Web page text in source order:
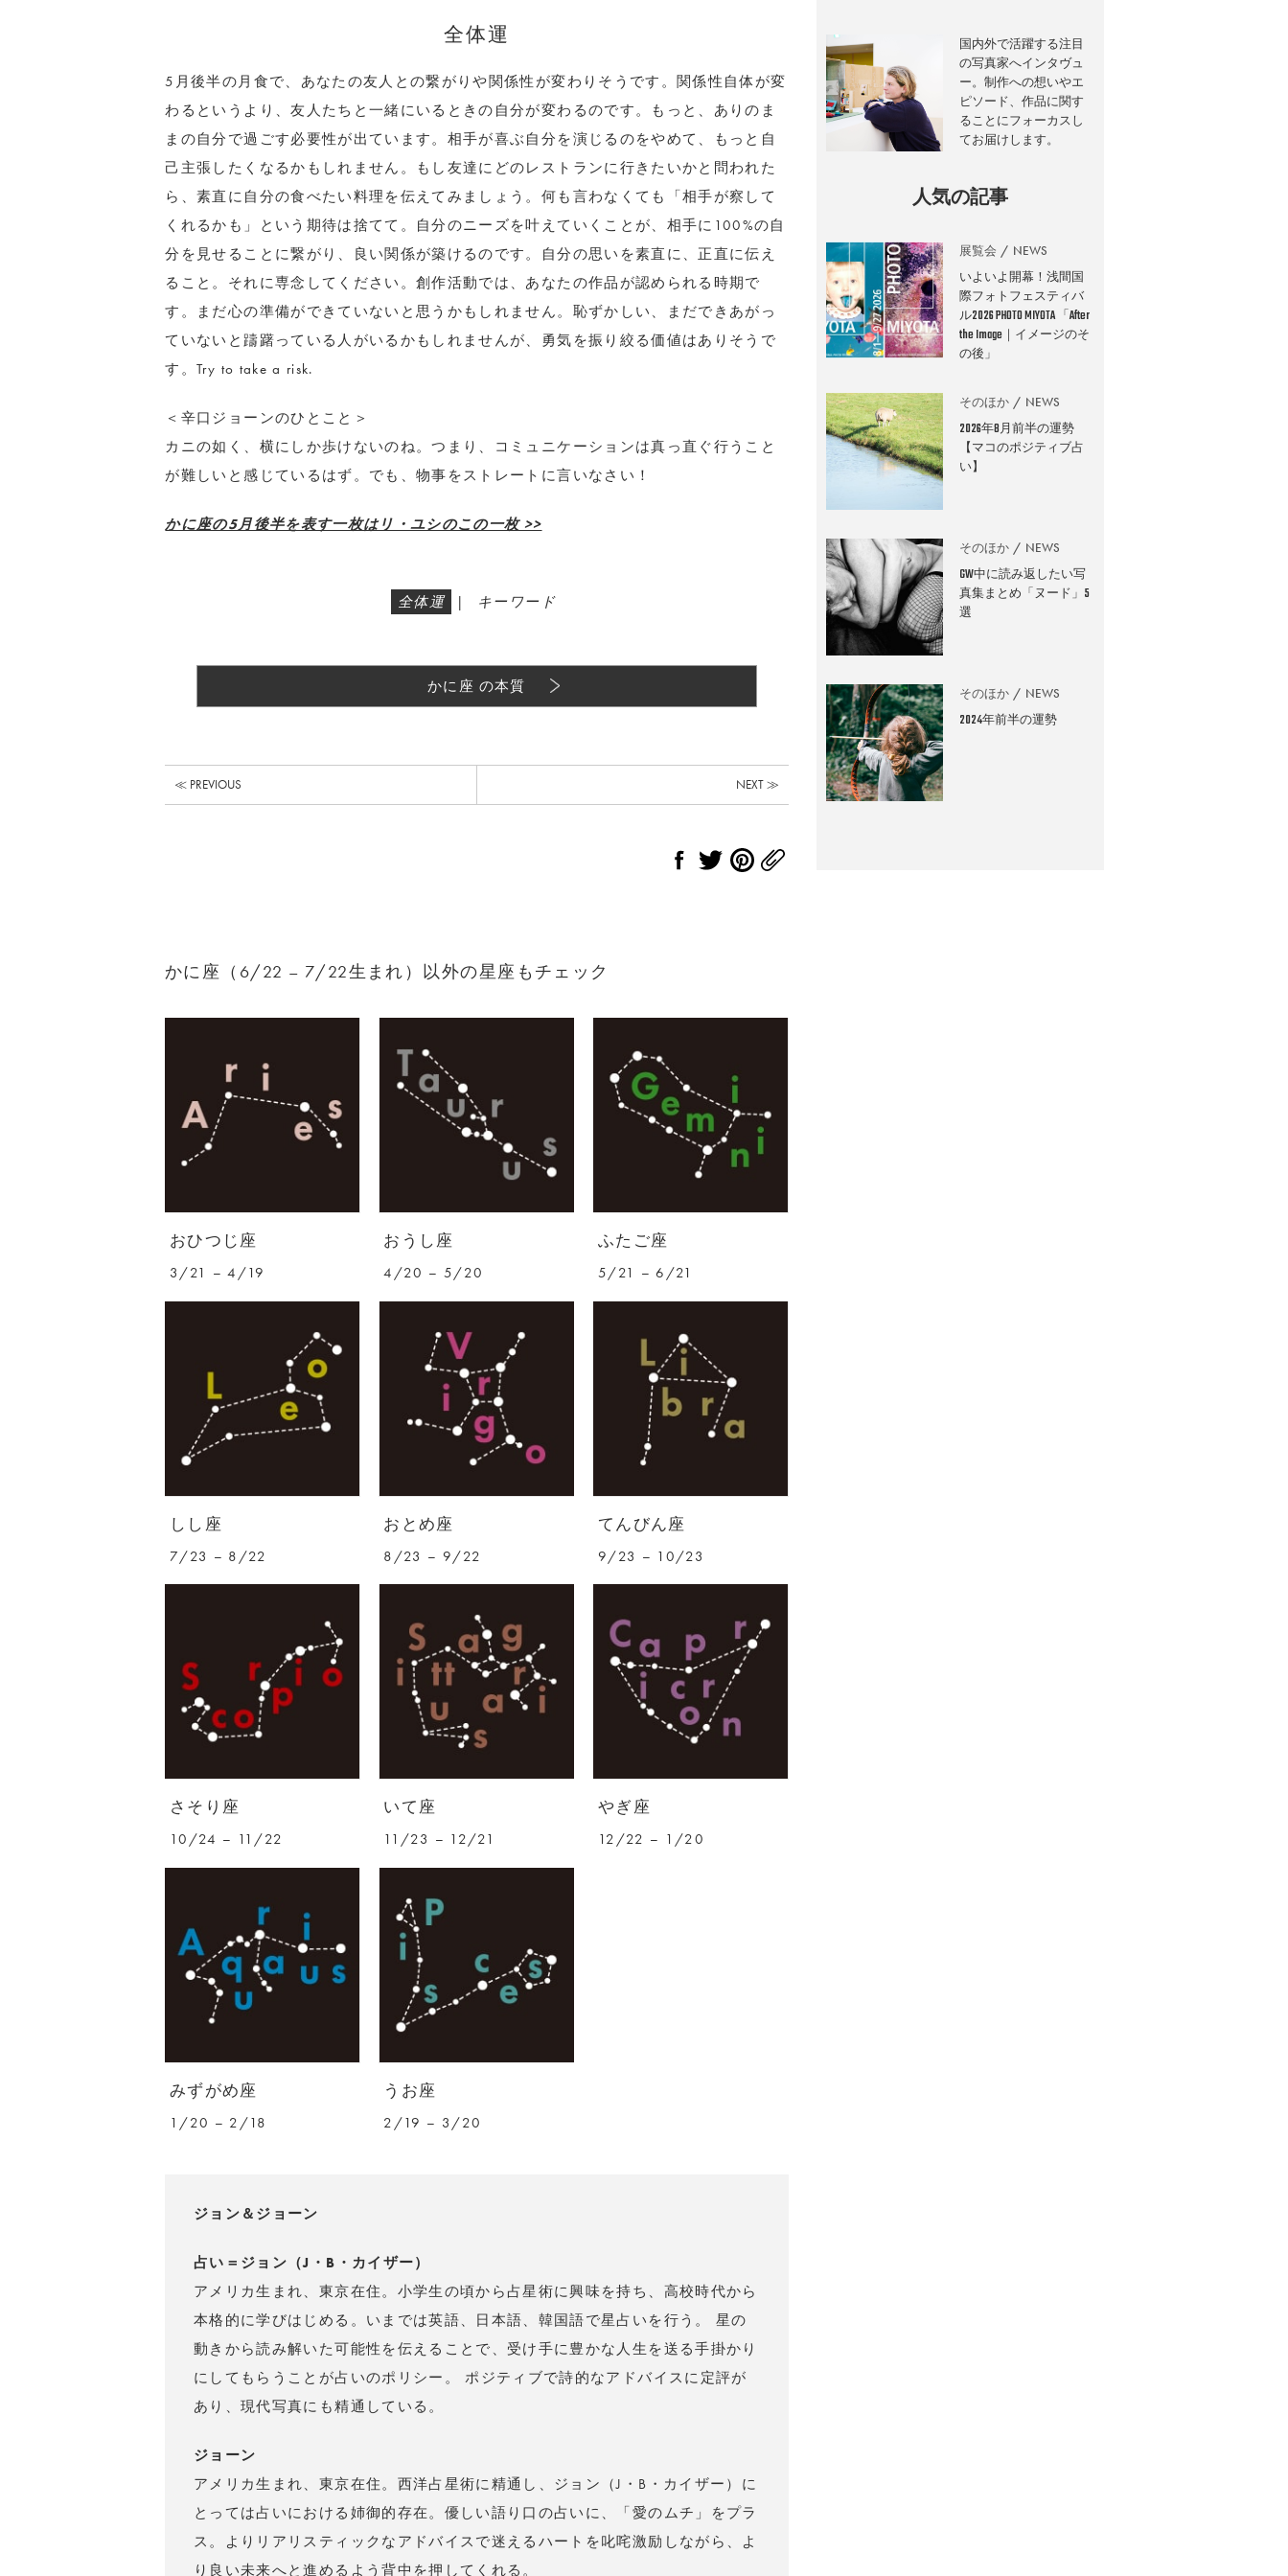
全体運
5月後半の月食で、あなたの友人との繋がりや関係性が変わりそうです。関係性自体が変
わるというより、友人たちと一緒にいるときの自分が変わるのです。もっと、ありのま
まの自分で過ごす必要性が出ています。相手が喜ぶ自分を演じるのをやめて、もっと自
己主張したくなるかもしれません。もし友達にどのレストランに行きたいかと問われた
ら、素直に自分の食べたい料理を伝えてみましょう。何も言わなくても「相手が察して
くれるかも」という期待は捨てて。自分のニーズを叶えていくことが、相手に100%の自
分を見せることに繋がり、良い関係が築けるのです。自分の思いを素直に、正直に伝え
ること。それに専念してください。創作活動では、あなたの作品が認められる時期で
す。まだ心の準備ができていないと思うかもしれません。恥ずかしい、まだできあがっ
ていないと躊躇っている人がいるかもしれませんが、勇気を振り絞る価値はありそうで
す。Try to take a risk.
＜辛口ジョーンのひとこと＞
カニの如く、横にしか歩けないのね。つまり、コミュニケーションは真っ直ぐ行うこと
が難しいと感じているはず。でも、物事をストレートに言いなさい！
かに座の5月後半を表す一枚はリ・ユシのこの一枚 >>
全体運 | キーワード
かに座 の本質
≪ PREVIOUS NEXT ≫
かに座（6/22 – 7/22生まれ）以外の星座もチェック
おひつじ座
3/21 – 4/19
おうし座
4/20 – 5/20
ふたご座
5/21 – 6/21
しし座
7/23 – 8/22
おとめ座
8/23 – 9/22
てんびん座
9/23 – 10/23
さそり座
10/24 – 11/22
いて座
11/23 – 12/21
やぎ座
12/22 – 1/20
みずがめ座
1/20 – 2/18
うお座
2/19 – 3/20
ジョン＆ジョーン
占い＝ジョン（J・B・カイザー）
アメリカ生まれ、東京在住。小学生の頃から占星術に興味を持ち、高校時代から
本格的に学びはじめる。いまでは英語、日本語、韓国語で星占いを行う。 星の
動きから読み解いた可能性を伝えることで、受け手に豊かな人生を送る手掛かり
にしてもらうことが占いのポリシー。 ポジティブで詩的なアドバイスに定評が
あり、現代写真にも精通している。
ジョーン
アメリカ生まれ、東京在住。西洋占星術に精通し、ジョン（J・B・カイザー）に
とっては占いにおける姉御的存在。優しい語り口の占いに、「愛のムチ」をプラ
ス。よりリアリスティックなアドバイスで迷えるハートを叱咤激励しながら、よ
り良い未来へと進めるよう背中を押してくれる。
国内外で活躍する注目
の写真家へインタヴュ
ー。制作への想いやエ
ピソード、作品に関す
ることにフォーカスし
てお届けします。
人気の記事
展覧会 NEWS
いよいよ開幕！浅間国
際フォトフェスティバ
ル2026 PHOTO MIYOTA 「After
the Image｜イメージのそ
の後」
そのほか NEWS
2026年8月前半の運勢
【マコのポジティブ占
い】
そのほか NEWS
GW中に読み返したい写
真集まとめ「ヌード」5
選
そのほか NEWS
2024年前半の運勢